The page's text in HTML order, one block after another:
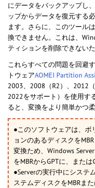
にデータをバックアップし
ップからデータを復元する
ます。さらに、このツール
換できません。これは、
ティションを削除できないた
これらすべての問題を回避
トウェアAOMEI Partition
2003、2008（R2）、2012
2022をサポート）を使用す
ると、変換をより簡単かつ
●このソフトウェアは、ボ
ョンのあるディスクを
変換ため、Windows
をMBRからGPTに、または
●Serverの実行中にシステ
ステムディスクをMBRま